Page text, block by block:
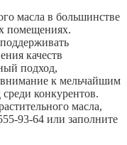
масла в большинстве
помещениях.
качеств
подход,
к мельчайшим
конкурентов.
масла,
93-64 или заполните